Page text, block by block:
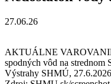
27.06.26
AKTUÁLNE VAROVANIE
spodných vôd na strednom
Výstrahy SHMÚ,